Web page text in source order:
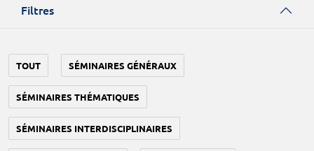
Filtres
TOUT SÉMINAIRES GÉNÉRAUX
SÉMINAIRES THÉMATIQUES
SÉMINAIRES INTERDISCIPLINAIRES